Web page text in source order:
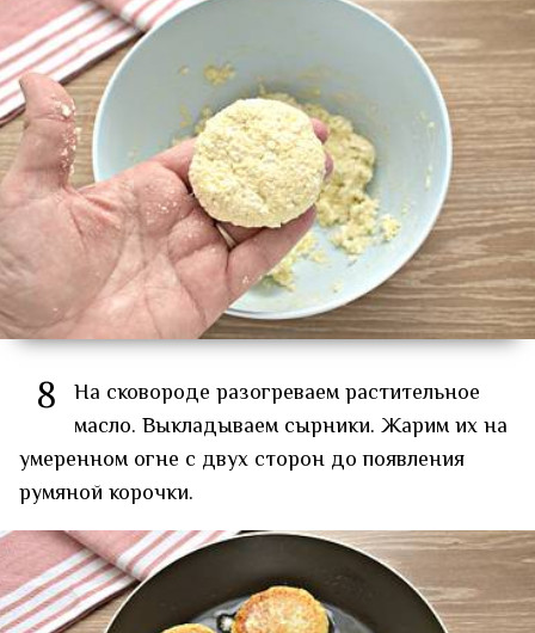
8 На сковороде разогреваем растительное
масло. Выкладываем сырники. Жарим их на
умеренном огне с двух сторон до появления
румяной корочки.